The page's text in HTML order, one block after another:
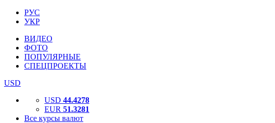
РУС
УКР
ВИДЕО
ФОТО
ПОПУЛЯРНЫЕ
СПЕЦПРОЕКТЫ
USD
USD 44.4278
EUR 51.3281
Все курсы валют